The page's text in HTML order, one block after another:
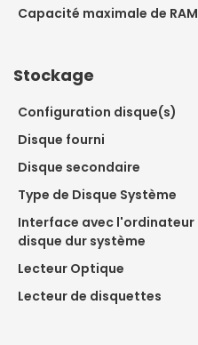
Capacité maximale de RAM
Stockage
Configuration disque(s)
Disque fourni
Disque secondaire
Type de Disque Système
Interface avec l'ordinateur
disque dur système
Lecteur Optique
Lecteur de disquettes